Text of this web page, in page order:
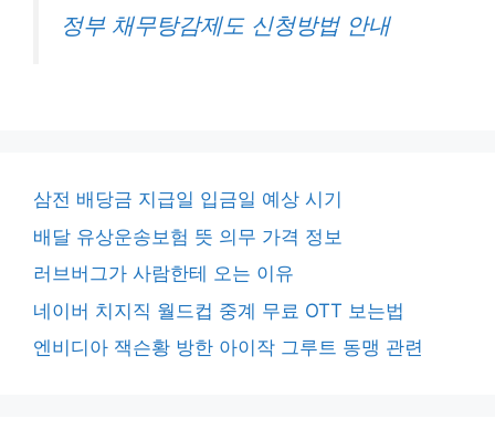
정부 채무탕감제도 신청방법 안내
삼전 배당금 지급일 입금일 예상 시기
배달 유상운송보험 뜻 의무 가격 정보
러브버그가 사람한테 오는 이유
네이버 치지직 월드컵 중계 무료 OTT 보는법
엔비디아 잭슨황 방한 아이작 그루트 동맹 관련